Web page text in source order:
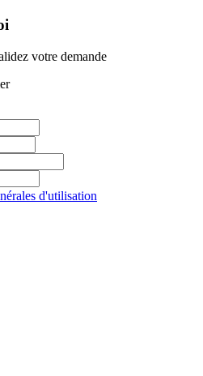
votre demande
d'utilisation